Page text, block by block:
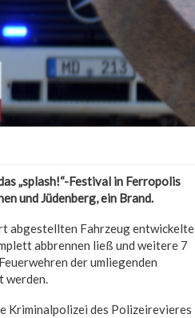
„splash!“-Festival in Ferropolis
und Jüdenberg, ein Brand.
abgestellten Fahrzeug entwickelte
abbrennen ließ und weitere 7
der umliegenden
werden.
Kriminalpolizei des Polizeirevieres